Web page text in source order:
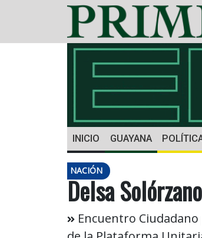
INICIO GUAYANA
NACIÓN
Delsa
Encuentro